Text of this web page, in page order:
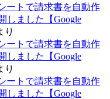
ートで請求書を自動作
しました【Google
り
ートで請求書を自動作
しました【Google
り
ートで請求書を自動作
しました【Google